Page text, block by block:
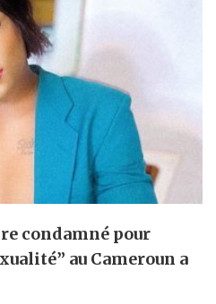
condamné pour
au Cameroun a